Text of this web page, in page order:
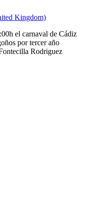
el carnaval de Cádiz
por tercer año
Rodriguez